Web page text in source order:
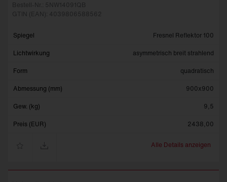
Bestell-Nr.: 5NW14091QB
GTIN (EAN): 4039806588562
Spiegel Fresnel Reflektor 100
Lichtwirkung asymmetrisch breit strahlend
Form quadratisch
Abmessung (mm) 900x900
Gew. (kg) 9,5
Preis (EUR) 2438,00
Alle Details anzeigen